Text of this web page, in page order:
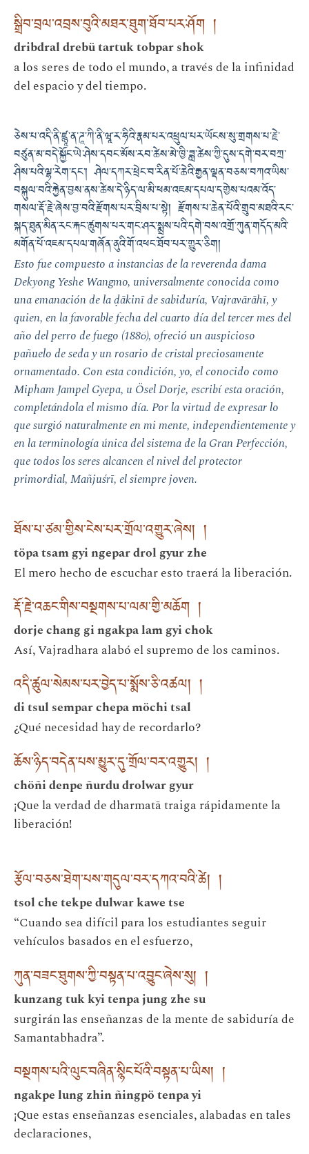
སྒྲིབ་བྲལ་འབྲས་བུའི་མཐར་ཐུག་ཐོབ་པར་ཤོག །
dribdral drebü tartuk tobpar shok
a los seres de todo el mundo, a través de la infinidad
del espacio y del tiempo.
ཅེས་པ་འདི་ནི་ཛྙཱ་ན་ཌཱ་ཀི་ནི་ཝཱ་ར་ཧིའི་རྣམ་པར་འཕྲུལ་པར་ཡོངས་སུ་གྲགས་པ་རྗེ་
བཙུན་མ་བདེ་སྐྱོང་ཡེ་ཤེས་དབང་མོས་རབ་ཚེས་མེ་ཁྱི་ཟླ་ཚེས་ཀྱི་དུས་དགེ་བར་བཀྲ་
ཤིས་པའི་ལྷ་རེག་དང་། ཤེལ་དཀར་ཕྲེང་བ་རིན་པོ་ཆེའི་རྒྱན་ལྡན་བཅས་བཀའ་ཡིས་
བསྐུལ་བའི་རྐྱེན་བྱས་ནས་ཚེས་དེ་ཉིད་ལ་མི་ཕམ་འཇམ་དཔལ་དགྱེས་པའམ་འོད་
གསལ་རྡོ་རྗེ་ཞེས་བྱ་བའི་རྫོགས་པར་བྲིས་པ་སྟེ། རྫོགས་པ་ཆེན་པོའི་གྲུབ་མཐའི་རང་
སྐད་ཐུན་མིན་རང་རྐང་ཚུགས་པར་གང་ཤར་སྨྲས་པའི་དགེ་བས་འགྲོ་ཀུན་གདོད་མའི་
མགོན་པོ་འཇམ་དཔལ་གཞོན་ནུའི་གོ་འཕང་ཐོབ་པར་གྱུར་ཅིག།
Esto fue compuesto a instancias de la reverenda dama
Dekyong Yeshe Wangmo, universalmente conocida como
una emanación de la ḍākinī de sabiduría, Vajravārāhī, y
quien, en la favorable fecha del cuarto día del tercer mes del
año del perro de fuego (1886), ofreció un auspicioso
pañuelo de seda y un rosario de cristal preciosamente
ornamentado. Con esta condición, yo, el conocido como
Mipham Jampel Gyepa, u Ösel Dorje, escribí esta oración,
completándola el mismo día. Por la virtud de expresar lo
que surgió naturalmente en mi mente, independientemente y
en la terminología única del sistema de la Gran Perfección,
que todos los seres alcancen el nivel del protector
primordial, Mañjuśrī, el siempre joven.
ཐོས་པ་ཙམ་གྱིས་ངེས་པར་གྲོལ་འགྱུར་ཞེས། །
töpa tsam gyi ngepar drol gyur zhe
El mero hecho de escuchar esto traerá la liberación.
རྡོ་རྗེ་འཆང་གིས་བསྔགས་པ་ལམ་གྱི་མཆོག །
dorje chang gi ngakpa lam gyi chok
Así, Vajradhara alabó el supremo de los caminos.
འདི་ཚུལ་སེམས་པར་བྱེད་པ་སྨོས་ཅི་འཚལ། །
di tsul sempar chepa möchi tsal
¿Qué necesidad hay de recordarlo?
ཆོས་ཉིད་བདེན་པས་མྱུར་དུ་གྲོལ་བར་འགྱུར། །
chöñi denpe ñurdu drolwar gyur
¡Que la verdad de dharmatā traiga rápidamente la
liberación!
རྩོལ་བཅས་ཐེག་པས་གདུལ་བར་དཀའ་བའི་ཚེ། །
tsol che tekpe dulwar kawe tse
“Cuando sea difícil para los estudiantes seguir
vehículos basados en el esfuerzo,
ཀུན་བཟང་ཐུགས་ཀྱི་བསྟན་པ་འབྱུང་ཞེས་སུ། །
kunzang tuk kyi tenpa jung zhe su
surgirán las enseñanzas de la mente de sabiduría de
Samantabhadra”.
བསྔགས་པའི་ལུང་བཞིན་སྙིང་པོའི་བསྟན་པ་ཡིས། །
ngakpe lung zhin ñingpö tenpa yi
¡Que estas enseñanzas esenciales, alabadas en tales
declaraciones,